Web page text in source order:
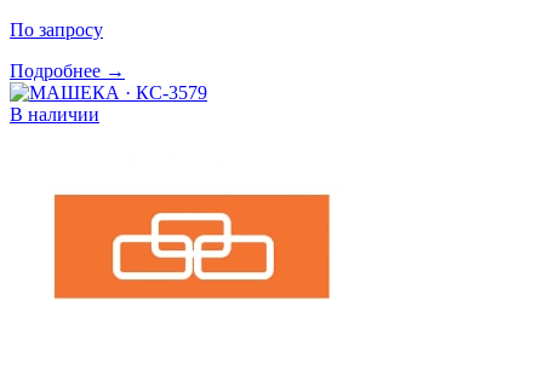
По запросу
Подробнее →
В наличии